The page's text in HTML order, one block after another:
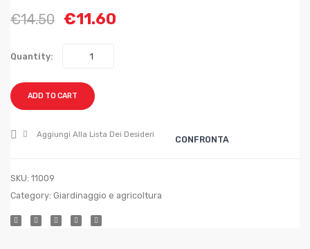
€14.50 €11.60
Quantity:
ADD TO CART
Aggiungi Alla Lista Dei Desideri CONFRONTA
SKU: 11009
Category: Giardinaggio e agricoltura